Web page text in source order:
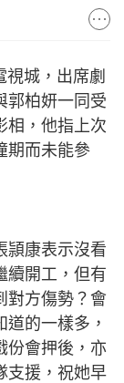
城，出席劇
郭柏妍一同受
相，他指上次
期而未能參
頴康表示沒看
續開工，但有
對方傷勢？會
的一樣多，
份會押後，亦
支援，祝她早